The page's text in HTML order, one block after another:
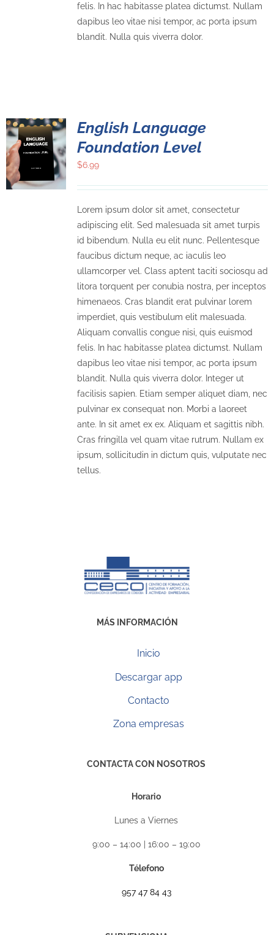
felis. In hac habitasse platea dictumst. Nullam
dapibus leo vitae nisi tempor, ac porta ipsum
blandit. Nulla quis viverra dolor.
English Language
Foundation Level
$6.99
Lorem ipsum dolor sit amet, consectetur
adipiscing elit. Sed malesuada sit amet turpis
id bibendum. Nulla eu elit nunc. Pellentesque
faucibus dictum neque, ac iaculis leo
ullamcorper vel. Class aptent taciti sociosqu ad
litora torquent per conubia nostra, per inceptos
himenaeos. Cras blandit erat pulvinar lorem
imperdiet, quis vestibulum elit malesuada.
Aliquam convallis congue nisi, quis euismod
felis. In hac habitasse platea dictumst. Nullam
dapibus leo vitae nisi tempor, ac porta ipsum
blandit. Nulla quis viverra dolor. Integer ut
facilisis sapien. Etiam semper aliquet diam, nec
pulvinar ex consequat non. Morbi a laoreet
ante. In sit amet ex ex. Aliquam et sagittis nibh.
Cras fringilla vel quam vitae rutrum. Nullam ex
ipsum, sollicitudin in dictum quis, vulputate nec
tellus.
MÁS INFORMACIÓN
Inicio
Descargar app
Contacto
Zona empresas
CONTACTA CON NOSOTROS
Horario
Lunes a Viernes
9:00 – 14:00 | 16:00 – 19:00
Télefono
957 47 84 43